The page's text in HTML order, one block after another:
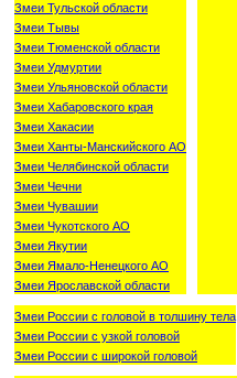
Змеи Тульской области
Змеи Тывы
Змеи Тюменской области
Змеи Удмуртии
Змеи Ульяновской области
Змеи Хабаровского края
Змеи Хакасии
Змеи Ханты-Манскийского АО
Змеи Челябинской области
Змеи Чечни
Змеи Чувашии
Змеи Чукотского АО
Змеи Якутии
Змеи Ямало-Ненецкого АО
Змеи Ярославской области
Змеи России с головой в толшину тела
Змеи России с узкой головой
Змеи России с широкой головой